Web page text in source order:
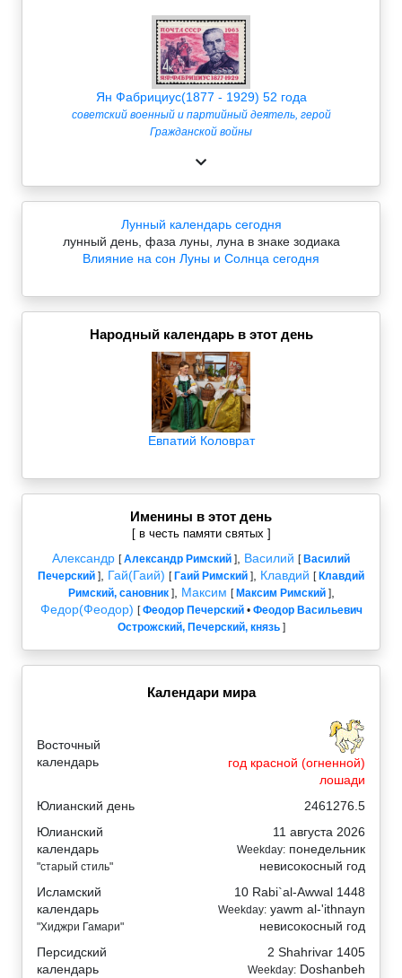
Ян Фабрициус(1877 - 1929) 52 года
советский военный и партийный деятель, герой
Гражданской войны
Лунный календарь сегодня
лунный день, фаза луны, луна в знаке зодиака
Влияние на сон Луны и Солнца сегодня
Народный календарь в этот день
Евпатий Коловрат
Именины в этот день
[ в честь памяти святых ]
Александр [Александр Римский ] Василий [ Василий
Печерский ] Гай(Гаий) [ Гаий Римский ] Клавдий [ Клавдий
Римский, сановник], Максим [ Максим Римский],
Федор(Феодор) [Феодор Печерский• Феодор Васильевич
Острожский, Печерский, князь]
Календари мира
Восточный
календарь
год красной (огненной)
лошади
Юлианский день
2461276.5
Юлианский
календарь
"старый стиль"
11 августа 2026
Weekday: понедельник
невисокосный год
Исламский
календарь
"Хиджри Гамари"
10 Rabi`al-Awwal 1448
Weekday: yawm al-'ithnayn
невисокосный год
Персидский
календарь
2 Shahrivar 1405
Weekday: Doshanbeh